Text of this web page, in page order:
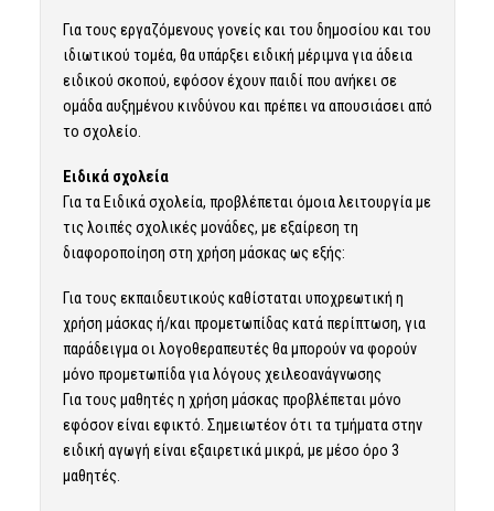
Για τους εργαζόμενους γονείς και του δημοσίου και του
ιδιωτικού τομέα, θα υπάρξει ειδική μέριμνα για άδεια
ειδικού σκοπού, εφόσον έχουν παιδί που ανήκει σε
ομάδα αυξημένου κινδύνου και πρέπει να απουσιάσει από
το σχολείο.
Ειδικά σχολεία
Για τα Ειδικά σχολεία, προβλέπεται όμοια λειτουργία με
τις λοιπές σχολικές μονάδες, με εξαίρεση τη
διαφοροποίηση στη χρήση μάσκας ως εξής:
Για τους εκπαιδευτικούς καθίσταται υποχρεωτική η
χρήση μάσκας ή/και προμετωπίδας κατά περίπτωση, για
παράδειγμα οι λογοθεραπευτές θα μπορούν να φορούν
μόνο προμετωπίδα για λόγους χειλεοανάγνωσης
Για τους μαθητές η χρήση μάσκας προβλέπεται μόνο
εφόσον είναι εφικτό. Σημειωτέον ότι τα τμήματα στην
ειδική αγωγή είναι εξαιρετικά μικρά, με μέσο όρο 3
μαθητές.